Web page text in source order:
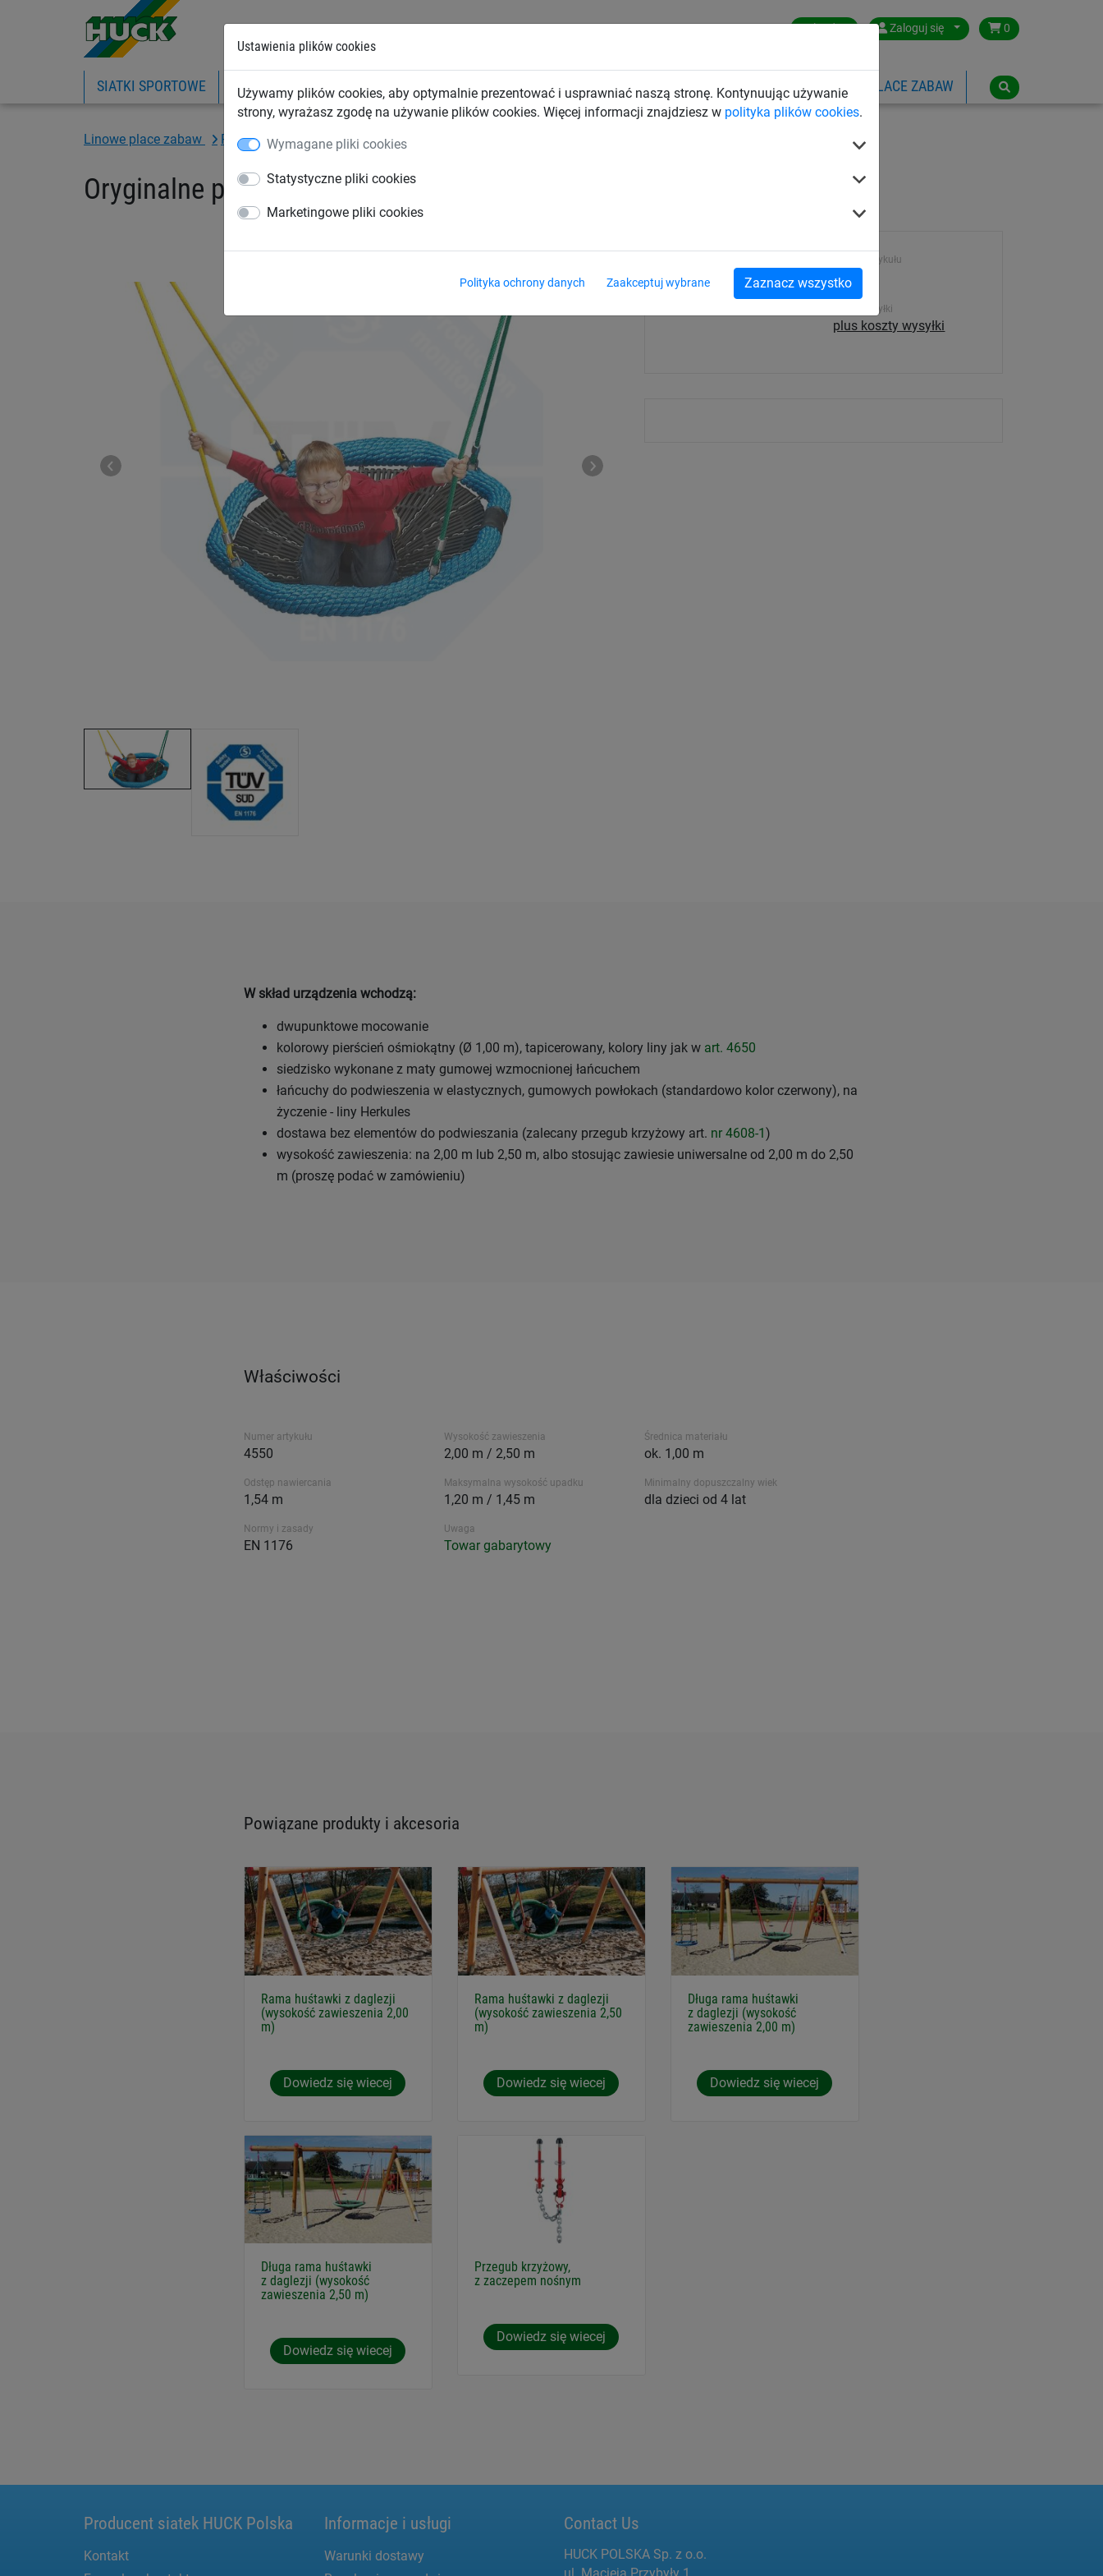
Ustawienia plików cookies
Używamy plików cookies, aby optymalnie prezentować i usprawniać naszą stronę. Kontynuując używanie
strony, wyrażasz zgodę na używanie plików cookies. Więcej informacji znajdziesz w polityka plików cookies.
Wymagane pliki cookies
Statystyczne pliki cookies
Marketingowe pliki cookies
Polityka ochrony danych Zaakceptuj wybrane Zaznacz wszystko
Poland Zaloguj się 0
SIATKI SPORTOWE PIŁKOCHWYTY SIATKI PRZEMYSŁOWE SIATKI BUDOWLANE SIATKI TRANSPORTOWE LINOWE PLACE ZABAW
Linowe place zabaw Ptasie gniazda® i huśtawki Oryginalne Ptasie Gniazda®
Oryginalne ptasie gniazdo® HUCK - plaster miodu
Numer artykułu
4550
Koszt wysyłki
plus koszty wysyłki
W skład urządzenia wchodzą:
dwupunktowe mocowanie
kolorowy pierścień ośmiokątny (Ø 1,00 m), tapicerowany, kolory liny jak w art. 4650
siedzisko wykonane z maty gumowej wzmocnionej łańcuchem
łańcuchy do podwieszenia w elastycznych, gumowych powłokach (standardowo kolor czerwony), na
życzenie - liny Herkules
dostawa bez elementów do podwieszania (zalecany przegub krzyżowy art. nr 4608-1)
wysokość zawieszenia: na 2,00 m lub 2,50 m, albo stosując zawiesie uniwersalne od 2,00 m do 2,50
m (proszę podać w zamówieniu)
Właściwości
Numer artykułu
4550
Wysokość zawieszenia
2,00 m / 2,50 m
Średnica materiału
ok. 1,00 m
Odstęp nawiercania
1,54 m
Maksymalna wysokość upadku
1,20 m / 1,45 m
Minimalny dopuszczalny wiek
dla dzieci od 4 lat
Normy i zasady
EN 1176
Uwaga
Towar gabarytowy
Powiązane produkty i akcesoria
Rama huśtawki z daglezji
(wysokość zawieszenia 2,00
m)
Dowiedz się wiecej
Rama huśtawki z daglezji
(wysokość zawieszenia 2,50
m)
Dowiedz się wiecej
Długa rama huśtawki
z daglezji (wysokość
zawieszenia 2,00 m)
Dowiedz się wiecej
Długa rama huśtawki
z daglezji (wysokość
zawieszenia 2,50 m)
Dowiedz się wiecej
Przegub krzyżowy,
z zaczepem nośnym
Dowiedz się wiecej
Producent siatek HUCK Polska
Kontakt
Informacje i usługi
Warunki dostawy
Contact Us
HUCK POLSKA Sp. z o.o.